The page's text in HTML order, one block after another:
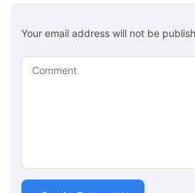
Your email address will not be
Comment